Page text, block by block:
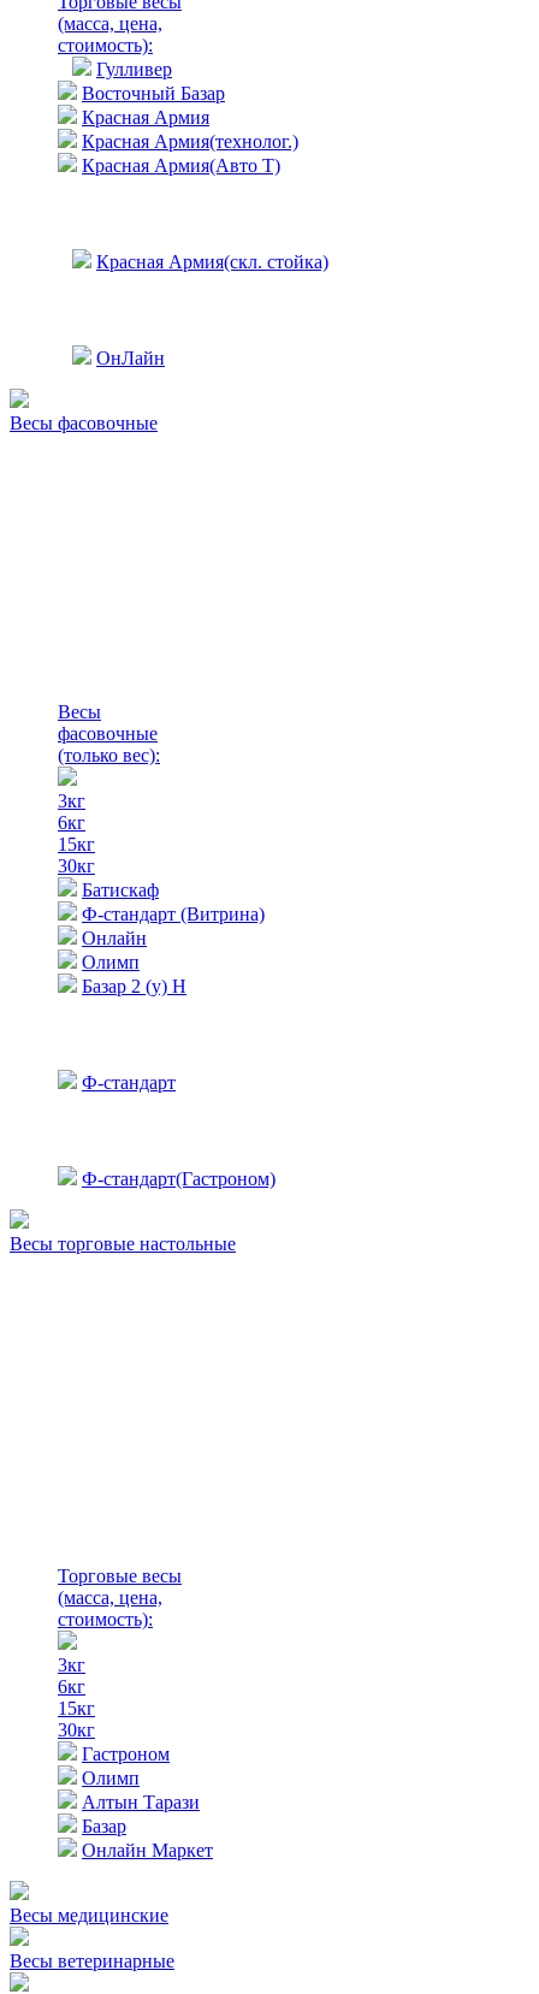
(масса, цена,
стоимость):
Гулливер
Восточный Базар
Красная Армия
Красная Армия(технолог.)
Красная Армия(Авто Т)
Красная Армия(скл. стойка)
ОнЛайн
Весы фасовочные
Весы
фасовочные
(только вес):
3кг
6кг
15кг
30кг
Батискаф
Ф-стандарт (Витрина)
Онлайн
Олимп
Базар 2 (у) Н
Ф-стандарт
Ф-стандарт(Гастроном)
Весы торговые настольные
Торговые весы
(масса, цена,
стоимость):
3кг
6кг
15кг
30кг
Гастроном
Олимп
Алтын Тарази
Базар
Онлайн Маркет
Весы медицинские
Весы ветеринарные